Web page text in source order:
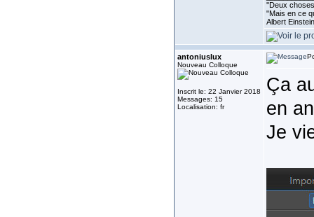
''Deux
"Mais en ce
Albert
antoniuslux
Nouveau Colloque
Inscrit le: 22 Janvier 2018
Messages: 15
Localisation: fr
Ça
en
Je